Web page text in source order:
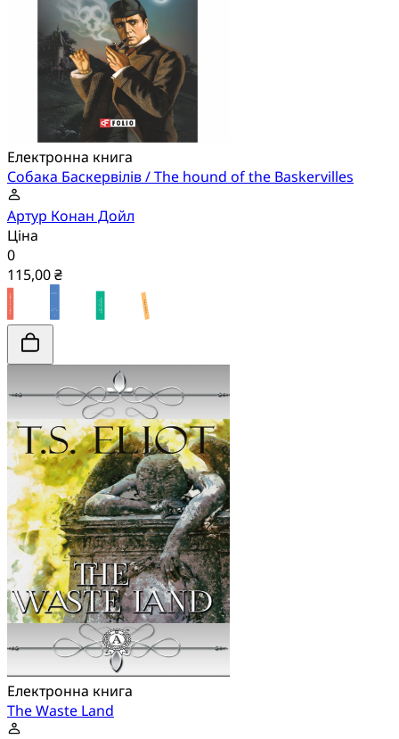
Електронна книга
Собака Баскервілів / The hound of the Baskervilles
Артур Конан Дойл
Ціна
0
115,00 ₴
Електронна книга
The Waste Land